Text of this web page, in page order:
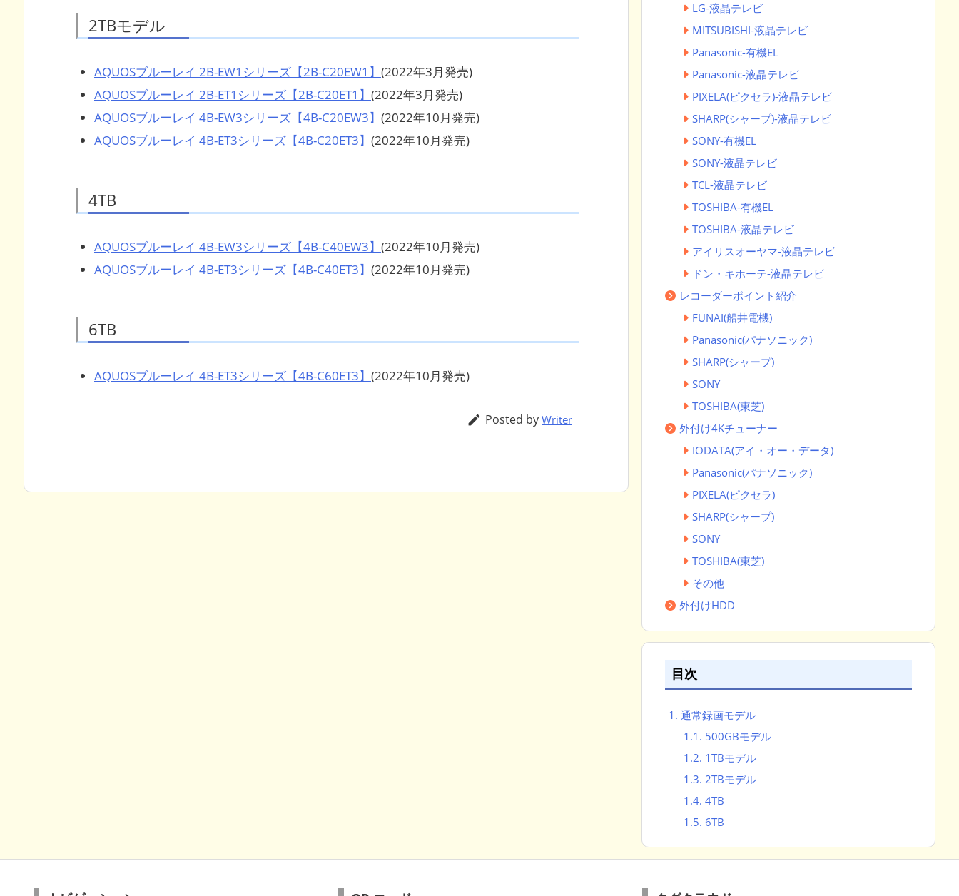
2TBモデル
AQUOSブルーレイ 2B-EW1シリーズ【2B-C20EW1】 (2022年3月発売)
AQUOSブルーレイ 2B-ET1シリーズ【2B-C20ET1】 (2022年3月発売)
AQUOSブルーレイ 4B-EW3シリーズ【4B-C20EW3】 (2022年10月発売)
AQUOSブルーレイ 4B-ET3シリーズ【4B-C20ET3】 (2022年10月発売)
4TB
AQUOSブルーレイ 4B-EW3シリーズ【4B-C40EW3】 (2022年10月発売)
AQUOSブルーレイ 4B-ET3シリーズ【4B-C40ET3】 (2022年10月発売)
6TB
AQUOSブルーレイ 4B-ET3シリーズ【4B-C60ET3】 (2022年10月発売)
 Posted by Writer
LG-液晶テレビ
MITSUBISHI-液晶テレビ
Panasonic-有機EL
Panasonic-液晶テレビ
PIXELA(ピクセラ)-液晶テレビ
SHARP(シャープ)-液晶テレビ
SONY-有機EL
SONY-液晶テレビ
TCL-液晶テレビ
TOSHIBA-有機EL
TOSHIBA-液晶テレビ
アイリスオーヤマ-液晶テレビ
ドン・キホーテ-液晶テレビ
レコーダーポイント紹介
FUNAI(船井電機)
Panasonic(パナソニック)
SHARP(シャープ)
SONY
TOSHIBA(東芝)
外付け4Kチューナー
IODATA(アイ・オー・データ)
Panasonic(パナソニック)
PIXELA(ピクセラ)
SHARP(シャープ)
SONY
TOSHIBA(東芝)
その他
外付けHDD
目次
1. 通常録画モデル
1.1. 500GBモデル
1.2. 1TBモデル
1.3. 2TBモデル
1.4. 4TB
1.5. 6TB